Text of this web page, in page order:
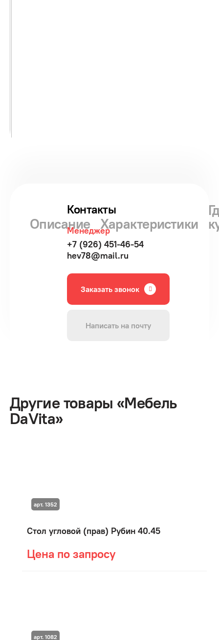
Описание Характеристики
Контакты
Менеджер
+7 (926) 451-46-54
hev78@mail.ru
Заказать звонок
Написать на почту
Другие товары «Мебель
DaVita»
Стол угловой (прав) Рубин 40.45
Цена по запросу
арт. 1352
арт. 1082